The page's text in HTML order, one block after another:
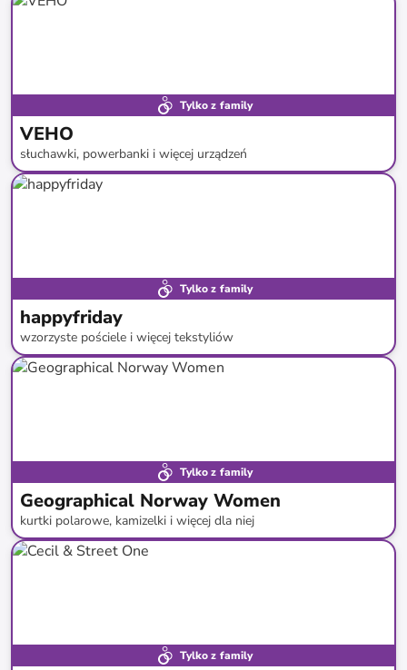
Tylko z family
VEHO
słuchawki, powerbanki i więcej urządzeń
do-85%*
Tylko z family
happyfriday
wzorzyste pościele i więcej tekstyliów
do-71%*
Tylko z family
Geographical Norway Women
kurtki polarowe, kamizelki i więcej dla niej
do-75%* Nowa dostawa
Tylko z family